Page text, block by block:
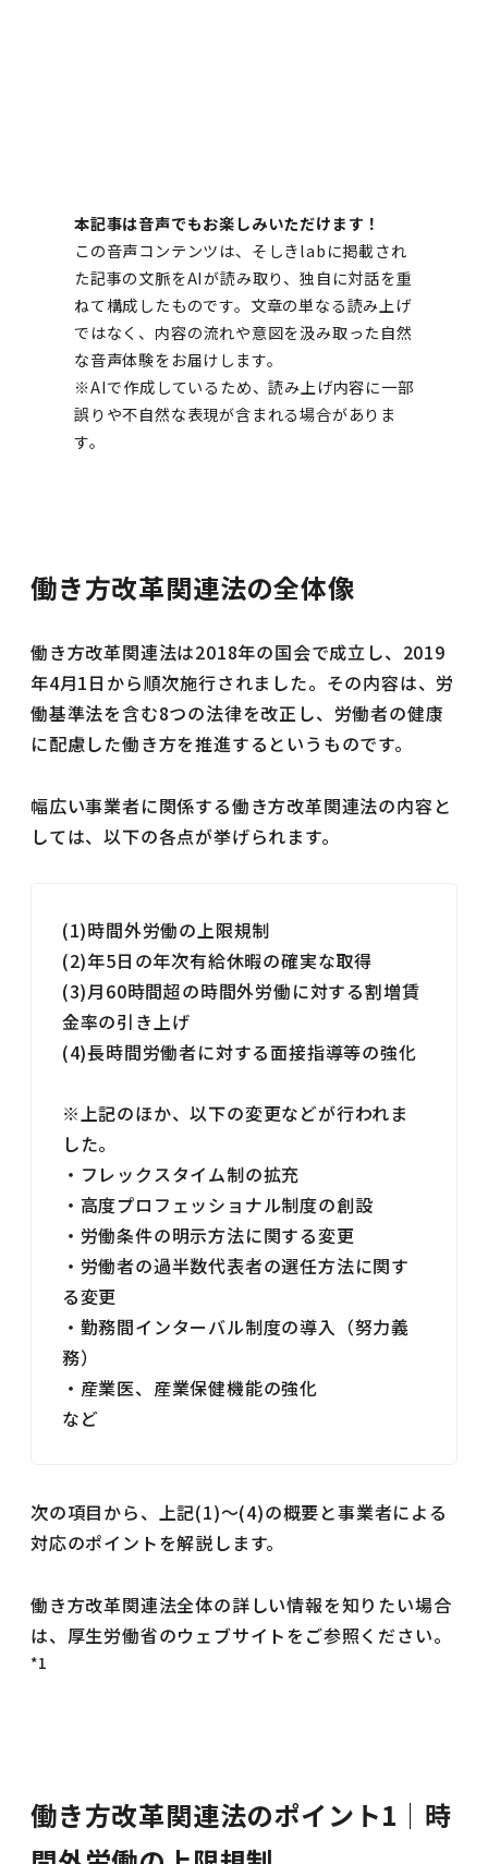
本記事は音声でもお楽しみいただけます！
この音声コンテンツは、そしきlabに掲載され
た記事の文脈をAIが読み取り、独自に対話を重
ねて構成したものです。文章の単なる読み上げ
ではなく、内容の流れや意図を汲み取った自然
な音声体験をお届けします。
※AIで作成しているため、読み上げ内容に一部
誤りや不自然な表現が含まれる場合がありま
す。
働き方改革関連法の全体像
働き方改革関連法は2018年の国会で成立し、2019
年4月1日から順次施行されました。その内容は、労
働基準法を含む8つの法律を改正し、労働者の健康
に配慮した働き方を推進するというものです。
幅広い事業者に関係する働き方改革関連法の内容と
しては、以下の各点が挙げられます。
(1)時間外労働の上限規制
(2)年5日の年次有給休暇の確実な取得
(3)月60時間超の時間外労働に対する割増賃
金率の引き上げ
(4)長時間労働者に対する面接指導等の強化
※上記のほか、以下の変更などが行われま
した。
・フレックスタイム制の拡充
・高度プロフェッショナル制度の創設
・労働条件の明示方法に関する変更
・労働者の過半数代表者の選任方法に関す
る変更
・勤務間インターバル制度の導入（努力義
務）
・産業医、産業保健機能の強化
など
次の項目から、上記(1)～(4)の概要と事業者による
対応のポイントを解説します。
働き方改革関連法全体の詳しい情報を知りたい場合
は、厚生労働省のウェブサイトをご参照ください。
*1
働き方改革関連法のポイント1｜時